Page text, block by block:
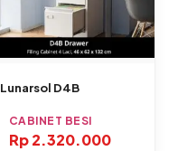
Lunarsol D4B
CABINET BESI
Rp2.320.000